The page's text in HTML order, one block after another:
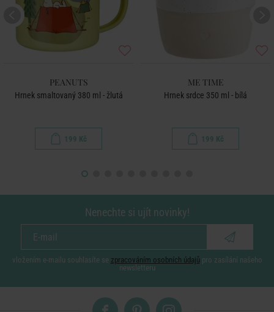
PEANUTS
Hrnek smaltovaný 380 ml - žlutá
199 Kč
ME TIME
Hrnek srdce 350 ml - bílá
199 Kč
Nenechte si ujít novinky!
vložením e-mailu souhlasíte se zpracováním osobních údajů pro zasílání našeho
newsletteru